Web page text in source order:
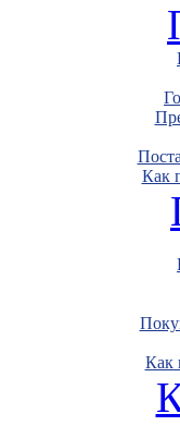
Как
Как